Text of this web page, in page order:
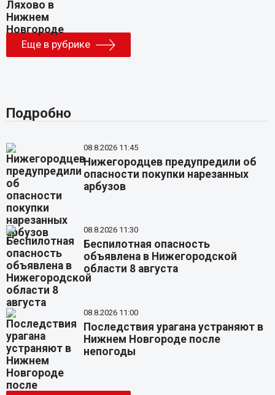
Еще в рубрике
Подробно
08.8.2026 11:45
Нижегородцев предупредили об
опасности покупки нарезанных
арбузов
08.8.2026 11:30
Беспилотная опасность
объявлена в Нижегородской
области 8 августа
08.8.2026 11:00
Последствия урагана устраняют в
Нижнем Новгороде после
непогоды